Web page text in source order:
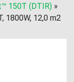
150T (DTIR) »
1800W, 12,0 m2